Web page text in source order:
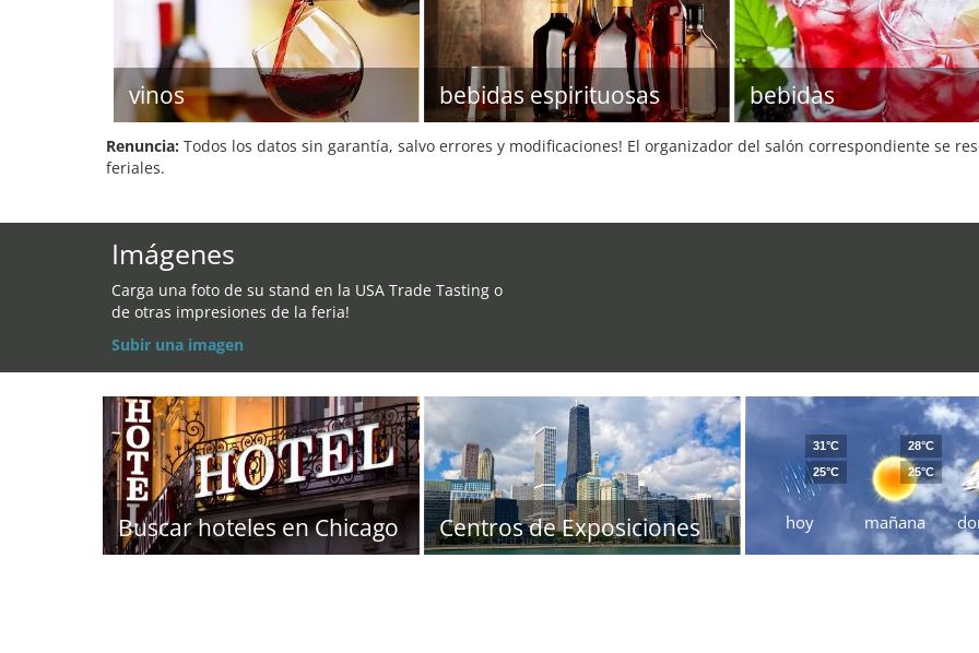
vinos bebidas espirituosas bebidas
Renuncia: Todos los datos sin garantía, salvo errores y modificaciones! El organizador del salón correspondiente se
feriales.
Imágenes
Carga una foto de su stand en la USA Trade Tasting o
de otras impresiones de la feria!
Subir una imagen
Buscar hoteles en Chicago Centros de Exposiciones hoy
31°C
25°C
mañana
28°C
25°C